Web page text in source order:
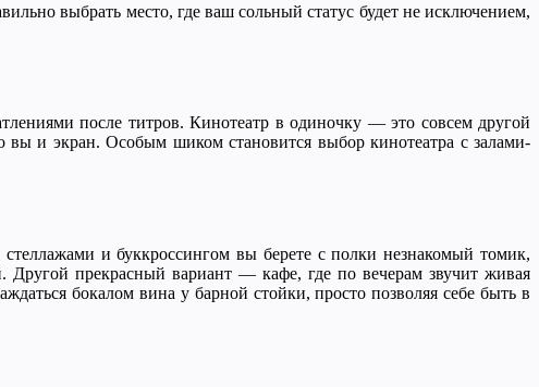
выбрать место, где ваш сольный статус будет не исключением,
после титров. Кинотеатр в одиночку — это совсем другой
и экран. Особым шиком становится выбор кинотеатра с залами-
и буккроссингом вы берете с полки незнакомый томик,
Другой прекрасный вариант — кафе, где по вечерам звучит живая
бокалом вина у барной стойки, просто позволяя себе быть в